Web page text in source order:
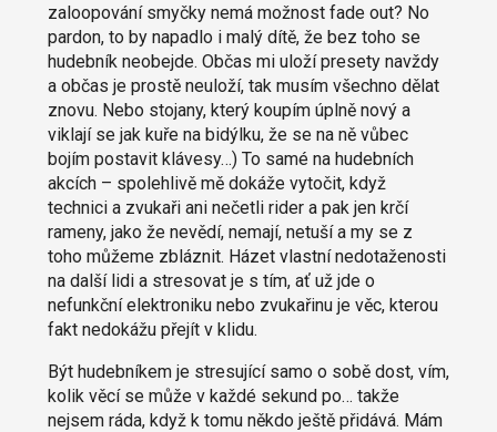
zaloopování smyčky nemá možnost fade out? No
pardon, to by napadlo i malý dítě, že bez toho se
hudebník neobejde. Občas mi uloží presety navždy
a občas je prostě neuloží, tak musím všechno dělat
znovu. Nebo stojany, který koupím úplně nový a
viklají se jak kuře na bidýlku, že se na ně vůbec
bojím postavit klávesy…) To samé na hudebních
akcích – spolehlivě mě dokáže vytočit, když
technici a zvukaři ani nečetli rider a pak jen krčí
rameny, jako že nevědí, nemají, netuší a my se z
toho můžeme zbláznit. Házet vlastní nedotaženosti
na další lidi a stresovat je s tím, ať už jde o
nefunkční elektroniku nebo zvukařinu je věc, kterou
fakt nedokážu přejít v klidu.
Být hudebníkem je stresující samo o sobě dost, vím,
kolik věcí se může v každé sekund po… takže
nejsem ráda, když k tomu někdo ještě přidává. Mám